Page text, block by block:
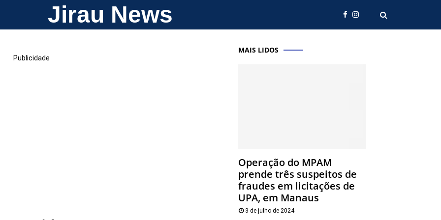
Jirau News
Publicidade
MAIS LIDOS
Operação do MPAM
prende três suspeitos de
fraudes em licitações de
UPA, em Manaus
3 de julho de 2024